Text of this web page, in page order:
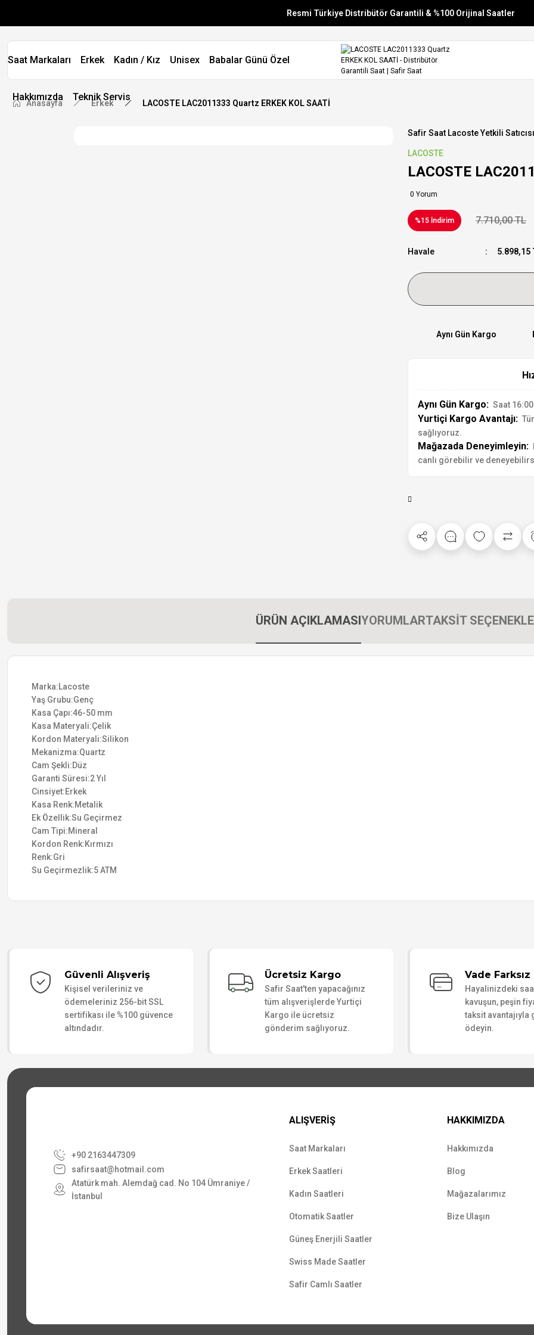
Resmi Türkiye Distribütör Garantili & %100 Orijinal Saatler
Vade Farksız 6 Taksit
Aynı Gün Stoktan Gönderim
Saat Markaları Erkek Kadın / Kız Unisex Babalar Günü Özel
Hakkımızda Teknik Servis
Anasayfa Erkek LACOSTE LAC2011333 Quartz ERKEK KOL SAATİ
Safir Saat Lacoste Yetkili
LACOSTE
LACOSTE
0 Yorum
%15 İndirim 7.710,00 TL
Havale 5.898,15
Aynı Gün Kargo
Aynı Gün Kargo: Saat
Yurtiçi Kargo Avantajı:
sağlıyoruz.
Mağazada Deneyimleyin:
canlı görebilir ve
ÜRÜN AÇIKLAMASIYORUMLARTAKSİT
Marka:Lacoste
Yaş Grubu:Genç
Kasa Çapı:46-50 mm
Kasa Materyali:Çelik
Kordon Materyali:Silikon
Mekanizma:Quartz
Cam Şekli:Düz
Garanti Süresi:2 Yıl
Cinsiyet:Erkek
Kasa Renk:Metalik
Ek Özellik:Su Geçirmez
Cam Tipi:Mineral
Kordon Renk:Kırmızı
Renk:Gri
Su Geçirmezlik:5 ATM
Güvenli Alışveriş
Kişisel verileriniz ve
ödemeleriniz 256-bit SSL
sertifikası ile %100 güvence
altındadır.
Ücretsiz Kargo
Safir Saat'ten yapacağınız
tüm alışverişlerde Yurtiçi
Kargo ile ücretsiz
gönderim sağlıyoruz.
Vade
Hayalinizdeki
kavuşun, peşin
taksit avantajıyla
ödeyin.
+90 2163447309
safirsaat@hotmail.com
Atatürk mah. Alemdağ cad. No 104 Ümraniye /
İstanbul
ALIŞVERİŞ
Saat Markaları
Erkek Saatleri
Kadın Saatleri
Otomatik Saatler
Güneş Enerjili Saatler
Swiss Made Saatler
Safir Camlı Saatler
HAKKIMIZDA
Hakkımızda
Blog
Mağazalarımız
Bize Ulaşın